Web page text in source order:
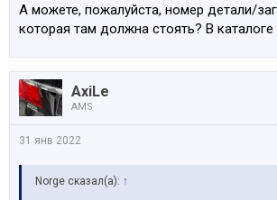
А можете, пожалуйста, номер детали/
которая там должна стоять? В каталоге
AxiLe
AMS
31 янв 2022
Norge сказал(а): ↑